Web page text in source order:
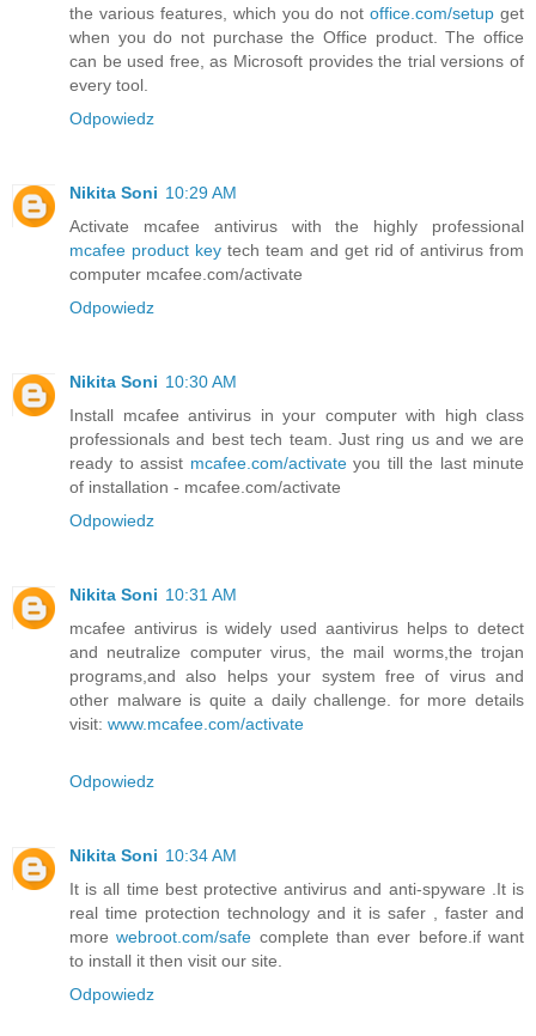
the various features, which you do notoffice.com/setup get
when you do not purchase the Office product. The office
can be used free, as Microsoft provides the trial versions of
every tool.
Odpowiedz
Nikita Soni 10:29 AM
Activate mcafee antivirus with the highly professional
mcafee product key tech team and get rid of antivirus from
computer mcafee.com/activate
Odpowiedz
Nikita Soni 10:30 AM
Install mcafee antivirus in your computer with high class
professionals and best tech team. Just ring us and we are
ready to assist mcafee.com/activateyou till the last minute
of installation - mcafee.com/activate
Odpowiedz
Nikita Soni 10:31 AM
mcafee antivirus is widely used aantivirus helps to detect
and neutralize computer virus, the mail worms,the trojan
programs,and also helps your system free of virus and
other malware is quite a daily challenge. for more details
visit: www.mcafee.com/activate
Odpowiedz
Nikita Soni 10:34 AM
It is all time best protective antivirus and anti-spyware .It is
real time protection technology and it is safer , faster and
morewebroot.com/safe complete than ever before.if want
to install it then visit our site.
Odpowiedz